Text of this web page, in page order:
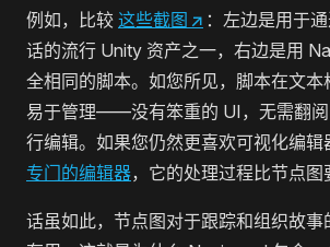
例如，比较 这些截图 ↗ ：左边是用于
话的流行 Unity 资产之一，右边是用
全相同的脚本。如您所见，脚本在文本
易于管理——没有笨重的 UI，无需翻
行编辑。如果您仍然更喜欢可视化编辑
专门的编辑器，它的处理过程比节点图
话虽如此，节点图对于跟踪和组织故事